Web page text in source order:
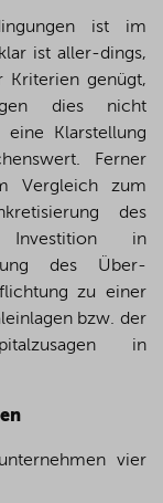
ist im
ist aller-dings,
Kriterien genügt,
dies nicht
Klarstellung
Ferner
Vergleich zum
des
Investition in
des Über-
zu einer
bzw. der
in
vier